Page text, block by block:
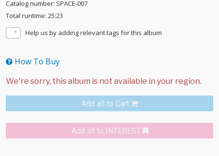
Catalog number: SPACE-007
Total runtime: 25:23
Help us by adding relevant tags for this album
How To Buy
Add all to Cart
Add all to INTEREST